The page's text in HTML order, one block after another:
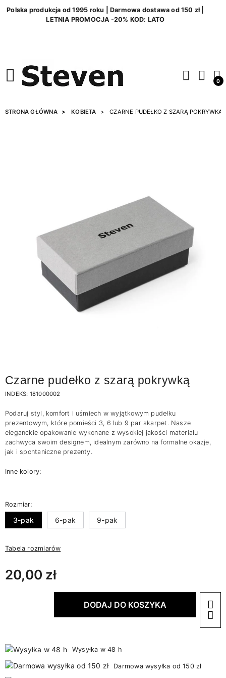
Polska produkcja od 1995 roku | Darmowa dostawa od 150 zł |
LETNIA PROMOCJA -20% KOD: LATO
0
STRONA GŁÓWNA KOBIETA CZARNE PUDEŁKO Z SZARĄ POKRYWKĄ
Czarne pudełko z szarą pokrywką
INDEKS: 181000002
Podaruj styl, komfort i uśmiech w wyjątkowym pudełku
prezentowym, które pomieści 3, 6 lub 9 par skarpet. Nasze
eleganckie opakowanie wykonane z wysokiej jakości materiału
zachwyca swoim designem, idealnym zarówno na formalne okazje,
jak i spontaniczne prezenty.
Inne kolory:
Rozmiar:
3-pak 6-pak 9-pak
Tabela rozmiarów
20,00 zł
DODAJ DO KOSZYKA
Wysyłka w 48 h
Darmowa wysyłka od 150 zł